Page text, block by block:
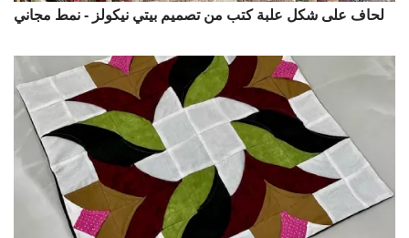
لحاف على شكل علبة كتب من تصميم بيتي نيكولز - نمط مجاني